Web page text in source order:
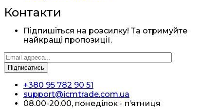
Контакти
Підпишіться на розсилку! Та отримуйте
найкращі пропозиції.
+380 95 782 90 51
support@icmtrade.com.ua
08.00-20.00, понеділок - п’ятниця